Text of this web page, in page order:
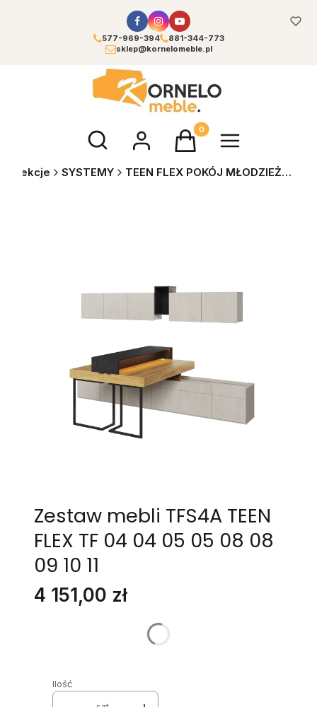
577-969-394
881-344-773
sklep@kornelomeble.pl
Otwórz wyszukiwarkęProdukty w koszyku: 0.
Kolekcje SYSTEMY TEEN FLEX POKÓJ MŁODZIEŻOWY
Zestaw mebli TFS4A TEEN
FLEX TF 04 04 05 05 08 08
09 10 11
Cena
4 151,00 zł
Stwórz swój wymarzony mebel
Poszczególne warianty mogą różnić się ceną
Ilość